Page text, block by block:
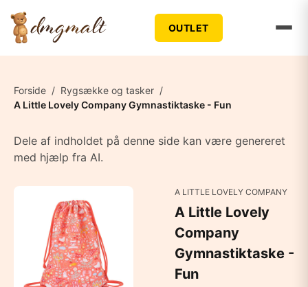
OUTLET
Forside / Rygsække og tasker /
A Little Lovely Company Gymnastiktaske - Fun
Dele af indholdet på denne side kan være genereret
med hjælp fra AI.
A LITTLE LOVELY COMPANY
A Little Lovely
Company
Gymnastiktaske -
Fun